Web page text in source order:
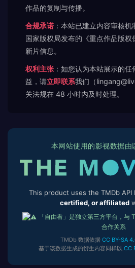
作品的复制与传播。
合规承诺 ：本站已建立内容审核
国家版权局发布的《重点作品版
新片信息。
权利主张 ：如您认为本站展示的
益，请立即联系我们（
关法规在 48 小时内及时处理。
本网站使用的影视数据由
This product uses the TMDb API
certified, or affiliated
「自由看」是独立第三方平台，与
合作关系
TMDb 数据依据 CC BY-SA
基于该数据生成的衍生内容同样以 CC